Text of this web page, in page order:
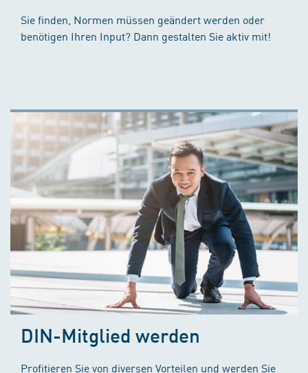
Sie finden, Normen müssen geändert werden oder
benötigen Ihren Input? Dann gestalten Sie aktiv mit!
DIN-Mitglied werden
Profitieren Sie von diversen Vorteilen und werden Sie